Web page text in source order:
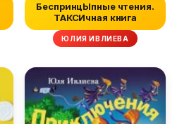
БеспринцЫпные чтения.
ТАКСИчная книга
ЮЛИЯ ИВЛИЕВА